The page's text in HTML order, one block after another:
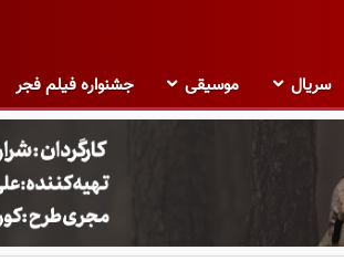
سریال موسیقی جشنواره فیلم فجر